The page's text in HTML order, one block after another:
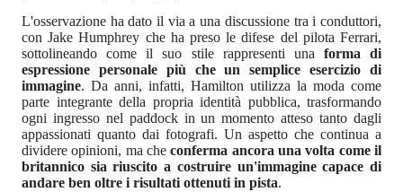
L'osservazione ha dato il via a una discussione tra i conduttori,
con Jake Humphrey che ha preso le difese del pilota Ferrari,
sottolineando come il suo stile rappresenti una forma di
espressione personale più che un semplice esercizio di
immagine. Da anni, infatti, Hamilton utilizza la moda come
parte integrante della propria identità pubblica, trasformando
ogni ingresso nel paddock in un momento atteso tanto dagli
appassionati quanto dai fotografi. Un aspetto che continua a
dividere opinioni, ma checonferma ancora una volta come il
britannico sia riuscito a costruire un'immagine capace di
andare ben oltre i risultati ottenuti in pista.